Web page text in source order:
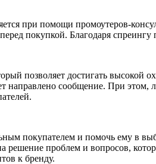
при помощи промоутеров-
покупкой. Благодаря
позволяет достигать
направлено сообщение. При
покупателем и помочь ему в
проблем и вопросов,
к бренду.